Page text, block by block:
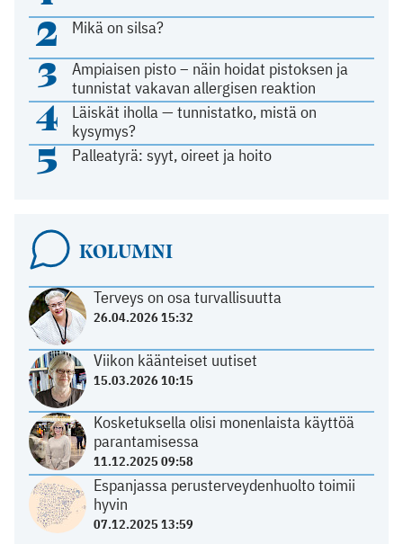
2 Mikä on silsa?
3
Ampiaisen pisto – näin hoidat pistoksen ja
tunnistat vakavan allergisen reaktion
4
Läiskät iholla — tunnistatko, mistä on
kysymys?
5 Palleatyrä: syyt, oireet ja hoito
KOLUMNI
Terveys on osa turvallisuutta
26.04.2026 15:32
Viikon käänteiset uutiset
15.03.2026 10:15
Kosketuksella olisi monenlaista käyttöä
parantamisessa
11.12.2025 09:58
Espanjassa perusterveydenhuolto toimii
hyvin
07.12.2025 13:59